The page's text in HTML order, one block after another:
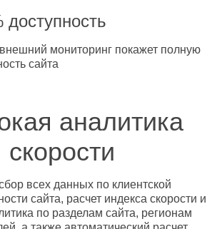
доступность
мониторинг покажет полную
сайта
аналитика
скорости
всех данных по клиентской
сайта, расчет индекса скорости и
по разделам сайта, регионам